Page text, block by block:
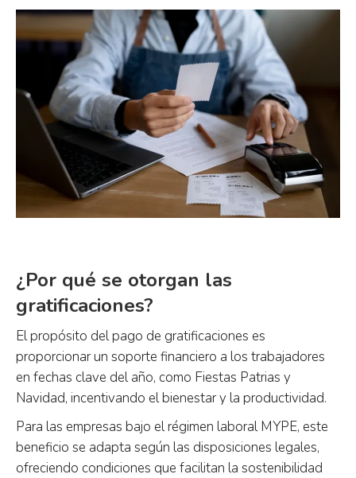
¿Por qué se otorgan las
gratificaciones?
El propósito del pago de gratificaciones es
proporcionar un soporte financiero a los trabajadores
en fechas clave del año, como Fiestas Patrias y
Navidad, incentivando el bienestar y la productividad.
Para las empresas bajo el régimen laboral MYPE, este
beneficio se adapta según las disposiciones legales,
ofreciendo condiciones que facilitan la sostenibilidad